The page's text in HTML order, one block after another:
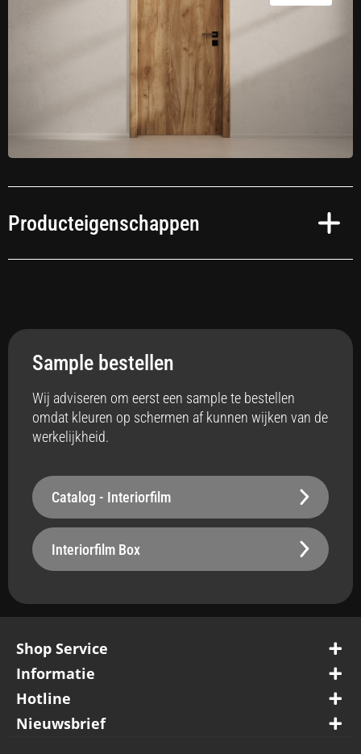
Producteigenschappen
Anti-bacterieel
Badkamer
Vloerverwarming
Ja
Robuust - 250 µm
Waterbestendig
Vuilafstotend
Ja
Sample bestellen
Wij adviseren om eerst een sample te bestellen
omdat kleuren op schermen af kunnen wijken van de
werkelijkheid.
Catalog - Interiorfilm
Interiorfilm Box
Shop Service
Informatie
Hotline
Nieuwsbrief